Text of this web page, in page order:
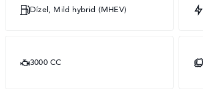
Dízel, Mild hybrid (MHEV)
3000 CC